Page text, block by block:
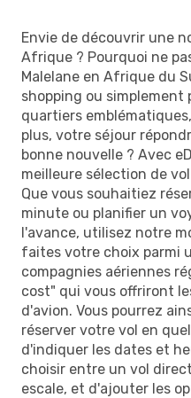
Envie de découvrir une
Afrique ? Pourquoi ne
Malelane en Afrique du
shopping ou simplement
quartiers
plus, votre séjour
bonne nouvelle ? Avec
meilleure sélection de
Que vous souhaitiez
minute ou planifier un
l'avance, utilisez notre
faites votre choix parmi
compagnies aériennes
cost" qui vous offriront
d'avion. Vous pourrez
réserver votre vol en
d'indiquer les dates et
choisir entre un vol
escale, et d'ajouter les